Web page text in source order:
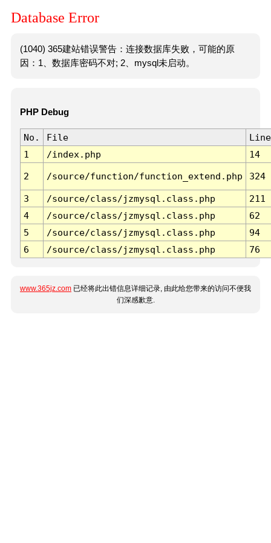
Database Error
(1040) 365建站错误警告：连接数据库失败，可能的原
因：1、数据库密码不对; 2、mysql未启动。
PHP Debug
No. File
Line
1
/index.php 14
2 /source/function/function_extend.php 324
3 /source/class/jzmysql.class.php
211
4
/source/class/jzmysql.class.php
62
5
/source/class/jzmysql.class.php
94
6
/source/class/jzmysql.class.php 76
www.365jz.com 已经将此出错信息详细记录, 由此给您带来的访问不便我
们深感歉意.